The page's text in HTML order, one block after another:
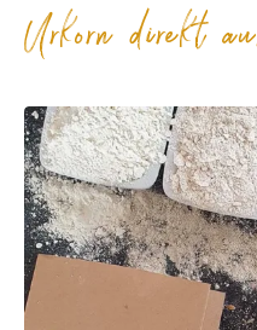
Urkorn direkt